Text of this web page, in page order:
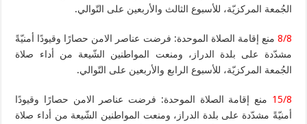
الجُمعة المركزيّة، للأسبوع الثالث والأربعين على التّوالي.
8/8 منع إقامة الصلاة الموحدة: فرضت عناصر الامن حصارًا وقيودًا أمنيّةً
مشدّدة على بلدة الدراز، ومنعت المواطنين الشّيعة من أداء صلاة
الجُمعة المركزيّة، للأسبوع الرابع والأربعين على التّوالي.
15/8 منع إقامة الصلاة الموحدة: فرضت عناصر الامن حصارًا وقيودًا
أمنيّةً مشدّدة على بلدة الدراز، ومنعت المواطنين الشّيعة من أداء صلاة